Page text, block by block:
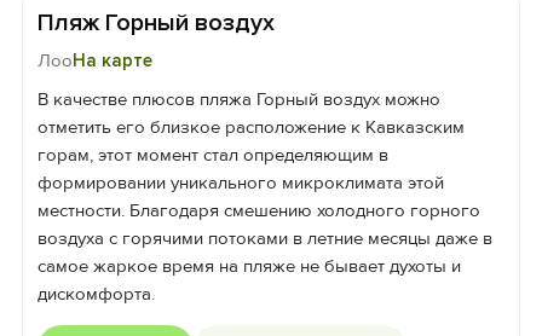
Пляж Горный воздух
ЛооНа карте
В качестве плюсов пляжа Горный воздух можно
отметить его близкое расположение к Кавказским
горам, этот момент стал определяющим в
формировании уникального микроклимата этой
местности. Благодаря смешению холодного горного
воздуха с горячими потоками в летние месяцы даже в
самое жаркое время на пляже не бывает духоты и
дискомфорта.